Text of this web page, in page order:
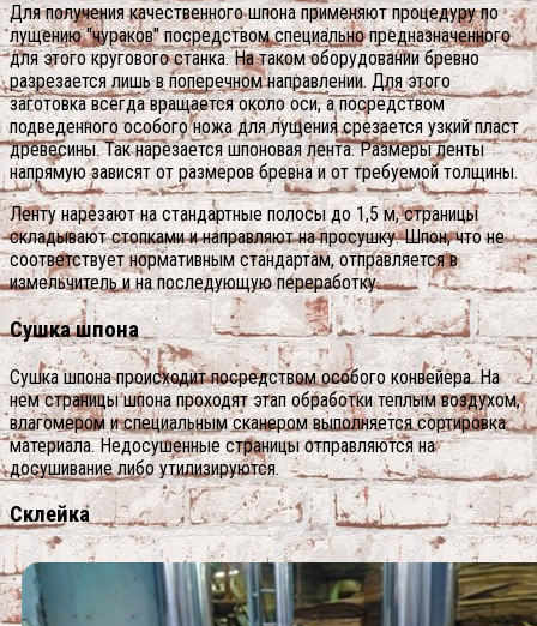
Для получения качественного шпона применяют процедуру по
лущению "чураков" посредством специально предназначенного
для этого кругового станка.На таком оборудовании бревно
разрезается лишь в поперечном направлении. Для этого
заготовка всегда вращается около оси, а посредством
подведенного особого ножа для лущения срезается узкий пласт
древесины. Так нарезается шпоновая лента. Размеры ленты
напрямую зависят от размеров бревна и от требуемой толщины.
Ленту нарезают на стандартные полосы до 1,5 м, страницы
складывают стопками и направляют на просушку. Шпон, что не
соответствует нормативным стандартам, отправляется в
измельчитель и на последующую переработку.
Сушка шпона
Сушка шпона происходит посредством особого конвейера. На
нем страницы шпона проходят этап обработки теплым воздухом,
влагомером и специальным сканером выполняется сортировка
материала. Недосушенные страницы отправляются на
досушивание либо утилизируются.
Склейка